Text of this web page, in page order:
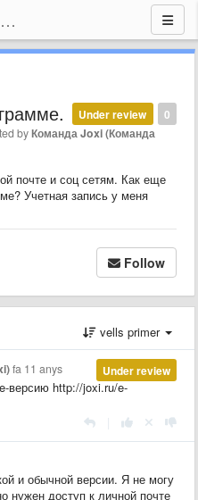
Joxi - сообщество поддержки
0
Under review
byКоманда Joxi (Команда
почте и соц сетям. Как еще
Учетная запись у меня
Follow
vells primer
Under review
fa 11 anys
версию http://joxi.ru/e-
и обычной версии. Я не могу
нужен доступ к личной почте